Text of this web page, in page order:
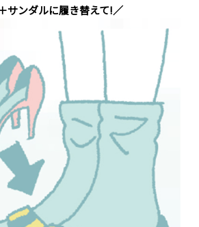
サンダルに履き替えて!／